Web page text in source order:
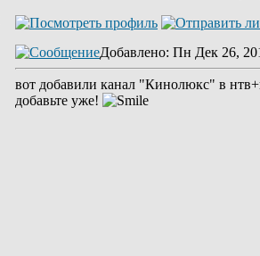
Добавлено: Пн Дек 26,
вот добавили канал "Кинолюкс" в
добавьте уже!